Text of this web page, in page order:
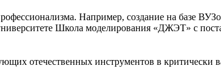
Например, создание на базе
университете Школа моделирования «ДЖЭТ» с
отечественных инструментов в критически